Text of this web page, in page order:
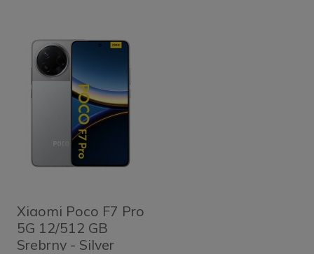
Xiaomi Poco F7 Pro
5G 12/512 GB
Srebrny - Silver